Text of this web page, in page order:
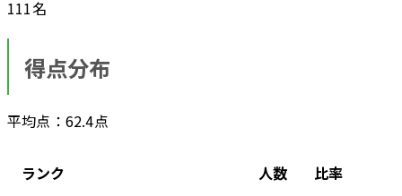
111名
得点分布
平均点：62.4点
ランク 人数 比率